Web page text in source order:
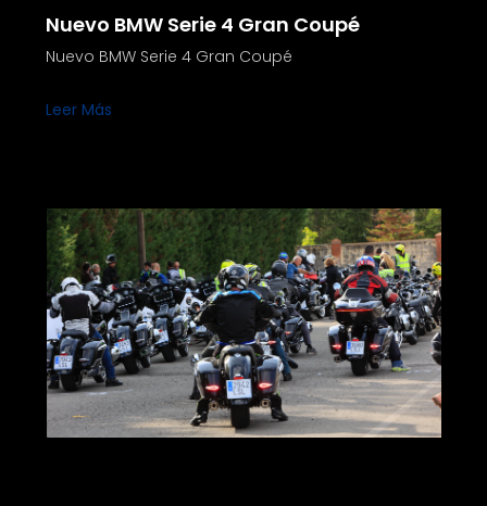
Nuevo BMW Serie 4 Gran Coupé
Nuevo BMW Serie 4 Gran Coupé
Leer Más